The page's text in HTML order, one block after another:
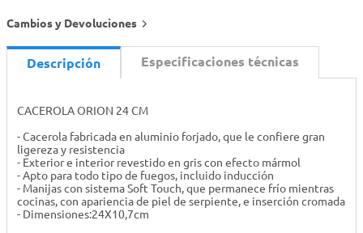
Cambios y Devoluciones
Descripción Especificaciones técnicas
CACEROLA ORION 24 CM
- Cacerola fabricada en aluminio forjado, que le confiere gran
ligereza y resistencia
- Exterior e interior revestido en gris con efecto mármol
- Apto para todo tipo de fuegos, incluido inducción
- Manijas con sistema Soft Touch, que permanece frío mientras
cocinas, con apariencia de piel de serpiente, e inserción cromada
- Dimensiones:24X10,7cm